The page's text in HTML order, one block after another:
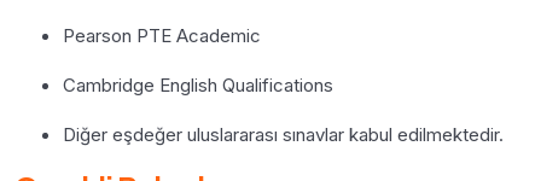
Pearson PTE Academic
Cambridge English Qualifications
Diğer eşdeğer uluslararası sınavlar kabul edilmektedir.